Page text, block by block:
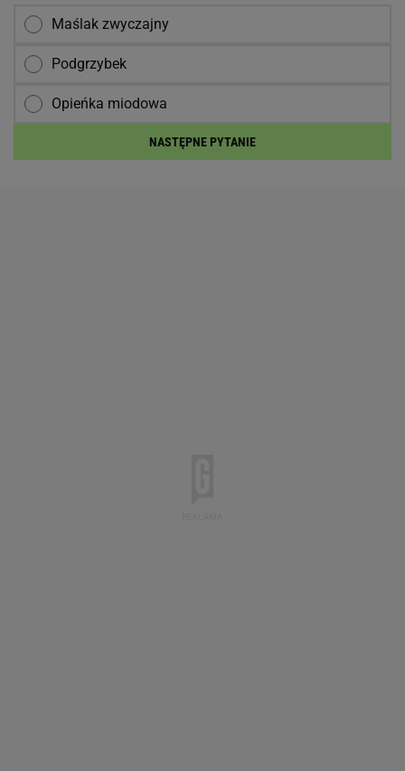
Maślak zwyczajny
Podgrzybek
Opieńka miodowa
NASTĘPNE PYTANIE